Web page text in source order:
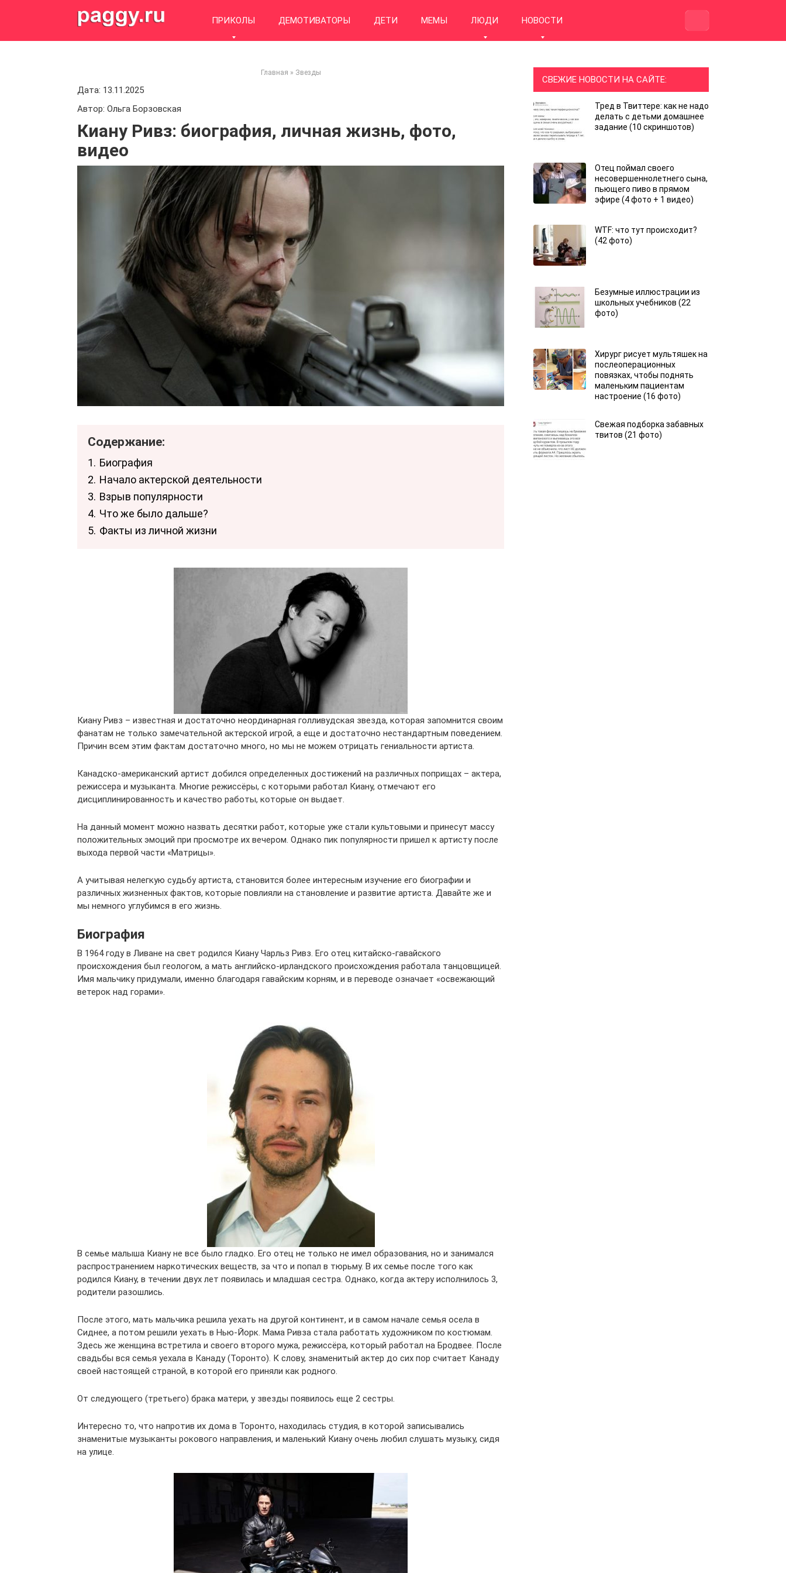
ПРИКОЛЫ ДЕМОТИВАТОРЫ ДЕТИ МЕМЫ ЛЮДИ НОВОСТИ
Главная » Звезды
Дата: 13.11.2025
Автор: Ольга Борзовская
Киану Ривз: биография, личная жизнь, фото,
видео
Содержание:
1. Биография
2. Начало актерской деятельности
3. Взрыв популярности
4. Что же было дальше?
5. Факты из личной жизни
Киану Ривз – известная и достаточно неординарная голливудская звезда, которая запомнится своим
фанатам не только замечательной актерской игрой, а еще и достаточно нестандартным поведением.
Причин всем этим фактам достаточно много, но мы не можем отрицать гениальности артиста.
Канадско-американский артист добился определенных достижений на различных поприщах – актера,
режиссера и музыканта. Многие режиссёры, с которыми работал Киану, отмечают его
дисциплинированность и качество работы, которые он выдает.
На данный момент можно назвать десятки работ, которые уже стали культовыми и принесут массу
положительных эмоций при просмотре их вечером. Однако пик популярности пришел к артисту после
выхода первой части «Матрицы».
А учитывая нелегкую судьбу артиста, становится более интересным изучение его биографии и
различных жизненных фактов, которые повлияли на становление и развитие артиста. Давайте же и
мы немного углубимся в его жизнь.
Биография
В 1964 году в Ливане на свет родился Киану Чарльз Ривз. Его отец китайско-гавайского
происхождения был геологом, а мать английско-ирландского происхождения работала танцовщицей.
Имя мальчику придумали, именно благодаря гавайским корням, и в переводе означает «освежающий
ветерок над горами».
В семье малыша Киану не все было гладко. Его отец не только не имел образования, но и занимался
распространением наркотических веществ, за что и попал в тюрьму. В их семье после того как
родился Киану, в течении двух лет появилась и младшая сестра. Однако, когда актеру исполнилось 3,
родители разошлись.
После этого, мать мальчика решила уехать на другой континент, и в самом начале семья осела в
Сиднее, а потом решили уехать в Нью-Йорк. Мама Ривза стала работать художником по костюмам.
Здесь же женщина встретила и своего второго мужа, режиссёра, который работал на Бродвее. После
свадьбы вся семья уехала в Канаду (Торонто). К слову, знаменитый актер до сих пор считает Канаду
своей настоящей страной, в которой его приняли как родного.
От следующего (третьего) брака матери, у звезды появилось еще 2 сестры.
Интересно то, что напротив их дома в Торонто, находилась студия, в которой записывались
знаменитые музыканты рокового направления, и маленький Киану очень любил слушать музыку, сидя
на улице.
СВЕЖИЕ НОВОСТИ НА САЙТЕ:
Тред в Твиттере: как не надо
делать с детьми домашнее
задание (10 скриншотов)
Отец поймал своего
несовершеннолетнего сына,
пьющего пиво в прямом
эфире (4 фото + 1 видео)
WTF: что тут происходит?
(42 фото)
Безумные иллюстрации из
школьных учебников (22
фото)
Хирург рисует мультяшек на
послеоперационных
повязках, чтобы поднять
маленьким пациентам
настроение (16 фото)
Свежая подборка забавных
твитов (21 фото)